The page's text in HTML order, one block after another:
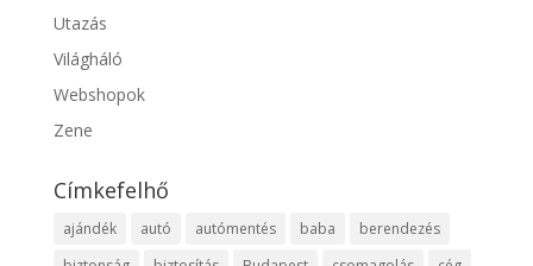
Utazás
Világháló
Webshopok
Zene
Címkefelhő
ajándék autó autómentés baba
berendezés